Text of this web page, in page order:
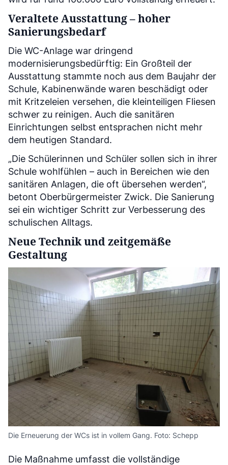
Veraltete Ausstattung – hoher
Sanierungsbedarf
Die WC-Anlage war dringend
modernisierungsbedürftig: Ein Großteil der
Ausstattung stammte noch aus dem Baujahr der
Schule, Kabinenwände waren beschädigt oder
mit Kritzeleien versehen, die kleinteiligen Fliesen
schwer zu reinigen. Auch die sanitären
Einrichtungen selbst entsprachen nicht mehr
dem heutigen Standard.
„Die Schülerinnen und Schüler sollen sich in ihrer
Schule wohlfühlen – auch in Bereichen wie den
sanitären Anlagen, die oft übersehen werden“,
betont Oberbürgermeister Zwick. Die Sanierung
sei ein wichtiger Schritt zur Verbesserung des
schulischen Alltags.
Neue Technik und zeitgemäße
Gestaltung
Die Erneuerung der WCs ist in vollem Gang. Foto: Schepp
Die Maßnahme umfasst die vollständige